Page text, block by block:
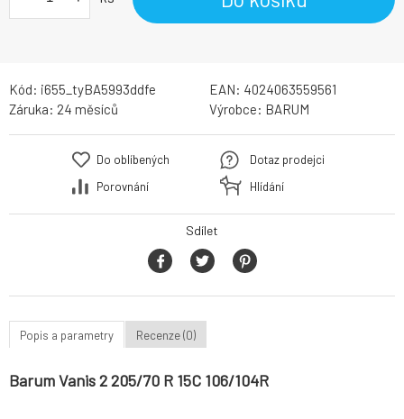
Kód: i655_tyBA5993ddfe EAN: 4024063559561
Záruka: 24 měsíců Výrobce: BARUM
Do oblíbených
Porovnání
Dotaz prodejci
Hlídání
Sdílet
Popis a parametry Recenze (0)
Barum Vanis 2 205/70 R 15C 106/104R